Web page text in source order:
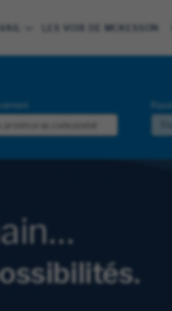
LES VOIX DE MCKESSON
Rayon